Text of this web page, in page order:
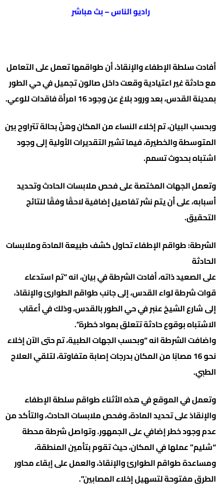
راديو الناس – بث مباشر
أفادت سلطة الإطفاء والإنقاذ، أن طواقمها تعمل على التعامل
مع حادثة غير اعتيادية وقعت داخل صالون تجميل في حي الطور
بمدينة القدس، بعد ورود بلاغ عن وجود 16 امرأة فاقدات للوعي.
وبحسب البيان، تم إخلاء النساء من المكان وهنّ بحالة تتراوح بين
المتوسطة والخطيرة، فيما تشير التقديرات الأولية إلى وجود
اشتباه بحدوث تسمم.
وتعمل الجهات المختصة على فحص ملابسات الحادث وتحديد
أسبابه، على أن يتم نشر تفاصيل إضافية لاحقًا وفقًا لنتائج
التحقيق.
الشرطة: طواقم الإطفاء تحاول كشف طبيعة المادة وملابسات
الحادثة
على الصعيد ذاته، أفادت الشرطة في بيان، انه “تم استدعاء
قوات شرطة لواء القدس، إلى جانب طواقم الطوارئ والإنقاذ،
إلى شارع الشيخ عنبر في حي الطور بالقدس، وذلك في أعقاب
الاشتباه بوقوع حادثة تتعلق بمواد خطرة”.
واضافت الشرطة انه “وبحسب الجهات الطبية، تم حتى الآن إخلاء
نحو 16 مصابًا من المكان بدرجات إصابة متفاوتة، لتلقي العلاج
الطبي.
وتعمل في الموقع في هذه الأثناء طواقم سلطة الإطفاء
والإنقاذ على تحديد المادة، وفحص ملابسات الحادث، والتأكد من
عدم وجود خطر إضافي على الجمهور. وتواصل شرطة محطة
“شليم” عملها في المكان، حيث تقوم بتأمين المنطقة،
ومساعدة طواقم الطوارئ والإنقاذ، والعمل على إبقاء محاور
الطرق مفتوحة لتسهيل إخلاء المصابين”.